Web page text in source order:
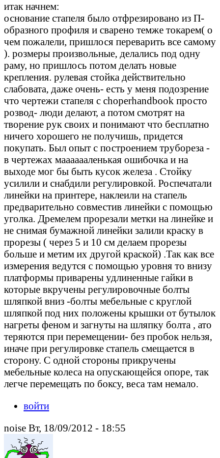
итак начнем:
основание стапеля было отфрезировано из П-
образного профиля и сварено темже токарем( о
чем пожалели, пришлося переварить все самому
). розмеры произвольные, делались под одну
раму, но пришлось потом делать новые
крепления. рулевая стойка действительно
слабовата, даже очень- есть у меня подозрение
что чертежи стапеля с choperhandbook просто
розвод- люди делают, а потом смотрят на
творение рук своих и понимают что бесплатно
ничего хорошего не получишь, придется
покупать. Был опыт с построением трубореза -
в чертежах мааааааленькая ошибочка и на
выходе мог бы быть кусок железа . Стойку
усилили и снабдили регулировкой. Роспечатали
линейки на принтере, наклеили на стапель
предварительно совместив линейки с помощью
уголка. Дремелем прорезали метки на линейке и
не снимая бумажной линейки залили краску в
прорезы ( через 5 и 10 см делаем прорезы
больше и метим их другой краской) .Так как все
измерения ведутся с помощью уровня то внизу
платформы приварены удлиненные гайки в
которые вкручены регулировочные болты
шляпкой вниз -болты мебельные с круглой
шляпкой под них положены крышки от бутылок
нагреты феном и загнуты на шляпку болта , ато
теряются при перемещении- без пробок нельзя,
иначе при регулировке стапель смещается в
сторону. С одной стороны прикручены
мебельные колеса на опускающейся опоре, так
легче перемещать по боксу, веса там немало.
войти
noise Вт, 18/09/2012 - 18:55